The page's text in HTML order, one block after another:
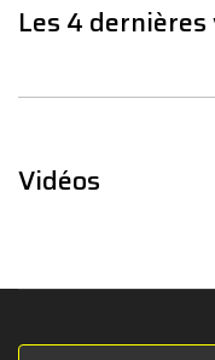
Les 4
Vidéos